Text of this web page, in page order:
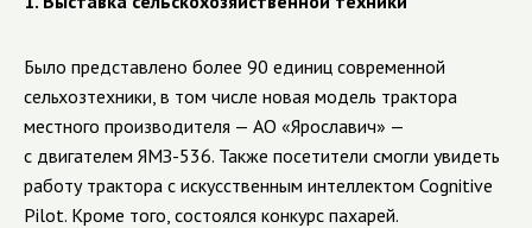
Было представлено более 90 единиц современной
сельхозтехники, в том числе новая модель трактора
местного производителя — АО «Ярославич» —
с двигателем ЯМЗ-536. Также посетители смогли увидеть
работу трактора с искусственным интеллектом Cognitive
Pilot. Кроме того, состоялся конкурс пахарей.